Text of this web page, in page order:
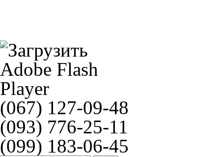
(067) 127-09-48
(093) 776-25-11
(099) 183-06-45